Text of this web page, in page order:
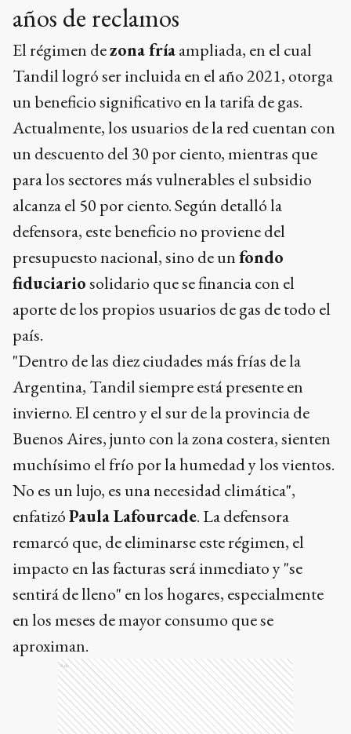
años de reclamos
El régimen dezona fríaampliada, en el cual
Tandil logró ser incluida en el año 2021, otorga
un beneficio significativo en la tarifa de gas.
Actualmente, los usuarios de la red cuentan con
un descuento del 30 por ciento, mientras que
para los sectores más vulnerables el subsidio
alcanza el 50 por ciento. Según detalló la
defensora, este beneficio no proviene del
presupuesto nacional, sino de unfondo
fiduciariosolidario que se financia con el
aporte de los propios usuarios de gas de todo el
país.
"Dentro de las diez ciudades más frías de la
Argentina, Tandil siempre está presente en
invierno. El centro y el sur de la provincia de
Buenos Aires, junto con la zona costera, sienten
muchísimo el frío por la humedad y los vientos.
No es un lujo, es una necesidad climática",
enfatizóPaula Lafourcade. La defensora
remarcó que, de eliminarse este régimen, el
impacto en las facturas será inmediato y "se
sentirá de lleno" en los hogares, especialmente
en los meses de mayor consumo que se
aproximan.
Ads